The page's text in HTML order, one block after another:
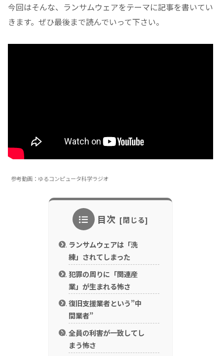
今回はそんな、ランサムウェアをテーマに記事を書いてい
きます。ぜひ最後まで読んでいって下さい。
参考動画：ゆるコンピュータ科学ラジオ
目次
ランサムウェアは「洗
練」されてしまった
犯罪の周りに「関連産
業」が生まれる怖さ
復旧支援業者という”中
間業者”
全員の利害が一致してし
まう怖さ